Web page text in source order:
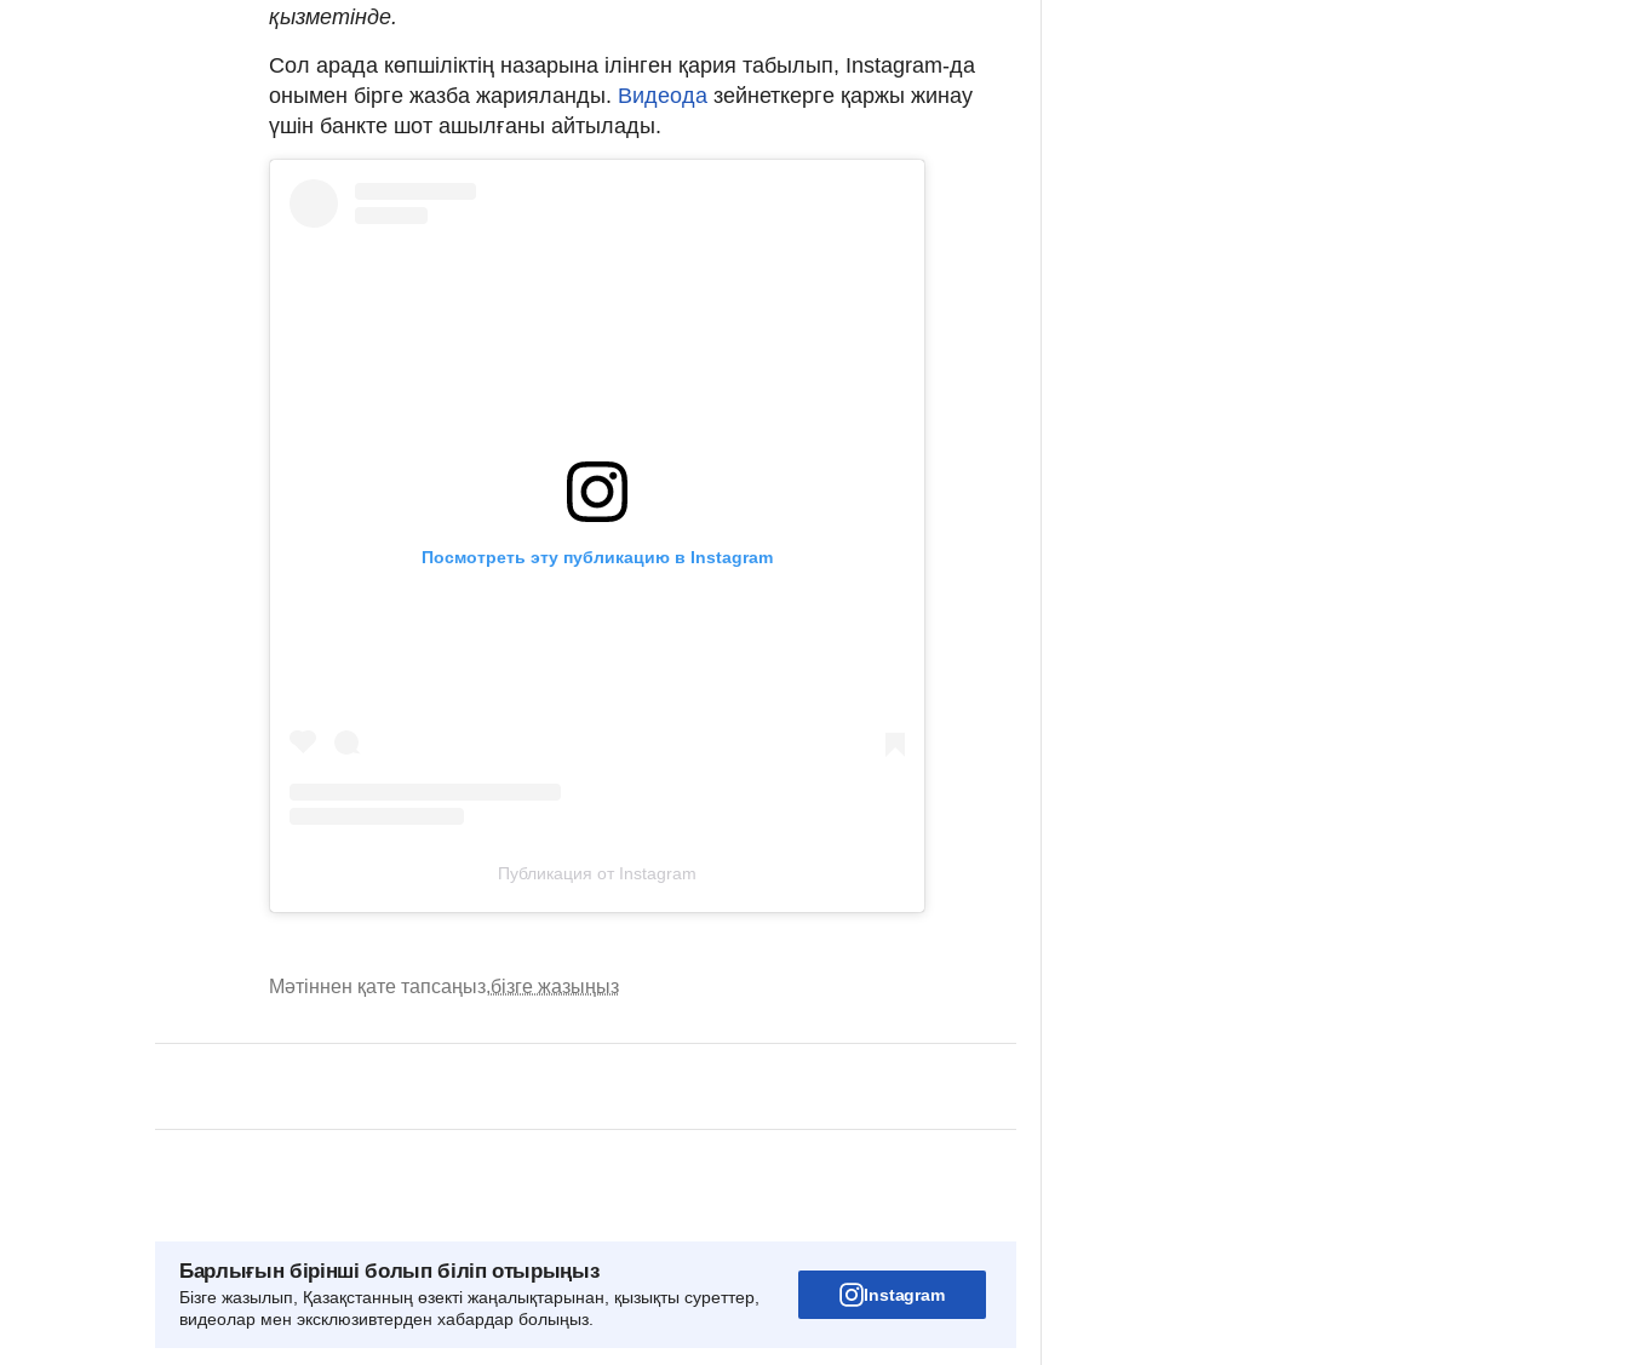
қызметінде.
Сол арада көпшіліктің назарына ілінген қария табылып, Instagram-да
онымен бірге жазба жарияланды. Видеода зейнеткерге қаржы жинау
үшін банкте шот ашылғаны айтылады.
Посмотреть эту публикацию в Instagram
Публикация от Instagram
Мәтіннен қате тапсаңыз,бізге жазыңыз
Барлығын бірінші болып біліп отырыңыз
Бізге жазылып, Қазақстанның өзекті жаңалықтарынан, қызықты суреттер,
видеолар мен эксклюзивтерден хабардар болыңыз.
Instagram